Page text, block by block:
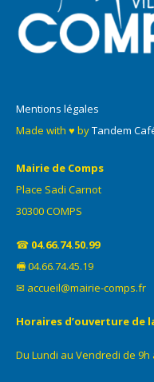
Mentions légales
Made with ♥ byTandem
Mairie de Comps
Place Sadi Carnot
30300 COMPS
☎ 04.66.74.50.99
🖷 04.66.74.45.19
✉ accueil@mairie-comps.fr
Horaires d’ouverture de
Du Lundi au Vendredi de 9h